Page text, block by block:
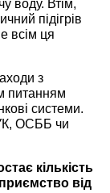
воду. Втім,
підігрів
всім ця
з
питанням
системи.
ОСББ чи
кількість
від